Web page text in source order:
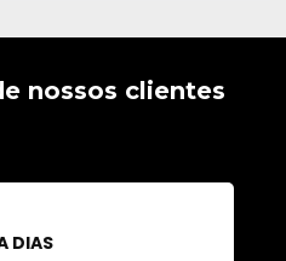
nossos clientes
DIAS